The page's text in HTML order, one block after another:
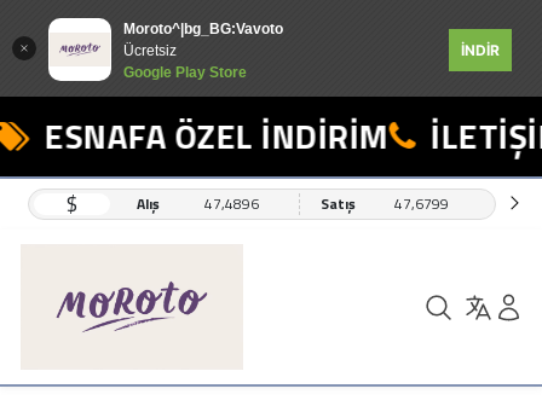
Moroto^|bg_BG:Vavoto
Ücretsiz
Google Play Store
İNDİR
ESNAFA ÖZEL İNDİRİM
$ Alış 47,4896 Satış 47,6799